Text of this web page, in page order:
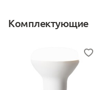
Комплектующие